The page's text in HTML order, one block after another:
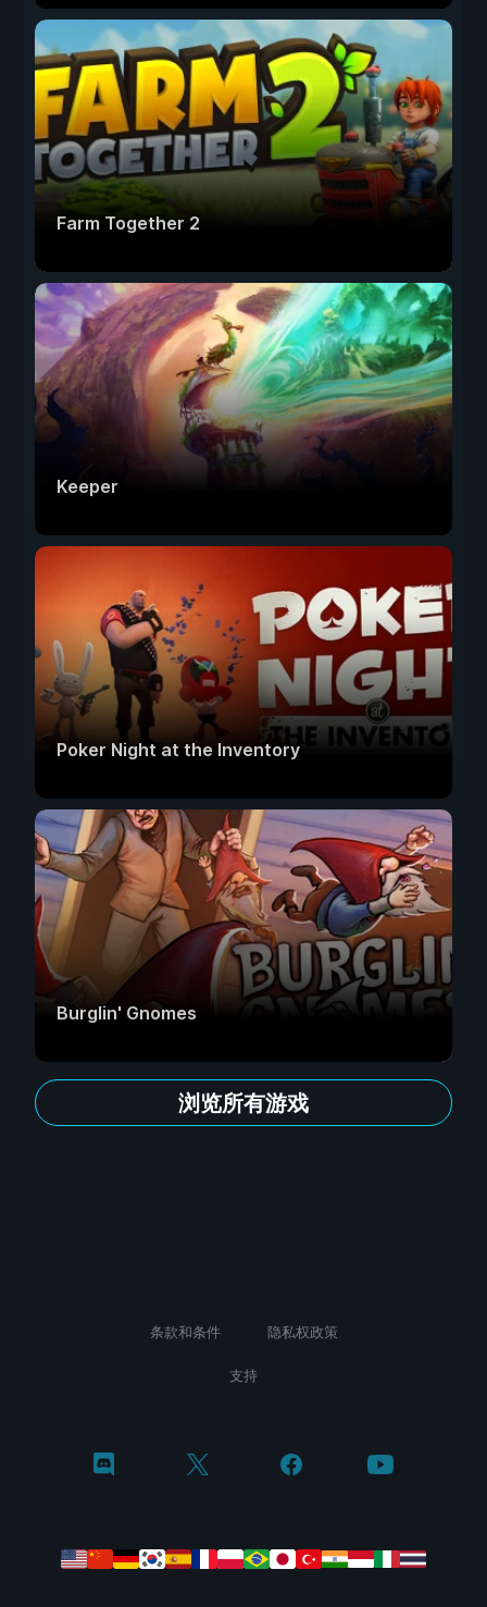
Farm Together 2
Keeper
Poker Night at the Inventory
Burglin' Gnomes
浏览所有游戏
条款和条件 隐私权政策
支持